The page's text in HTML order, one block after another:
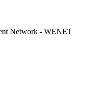
Network - WENET